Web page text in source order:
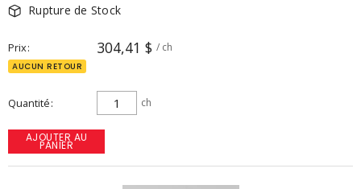
Rupture de Stock
Prix 304,41 $ / ch
AUCUN RETOUR
Quantité ch
AJOUTER AU
PANIER